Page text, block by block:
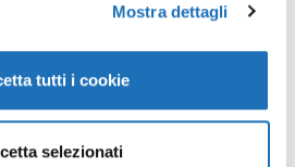
Mostra dettagli
tutti i cookie
selezionati
a un passo da